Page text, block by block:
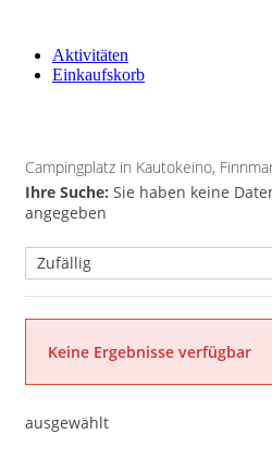
Aktivitäten
Einkaufskorb
Campingplatz in Kautokeino,
Ihre Suche: Sie haben keine
angegeben
Schließen
Keine Ergebnisse verfügbar
ausgewählt